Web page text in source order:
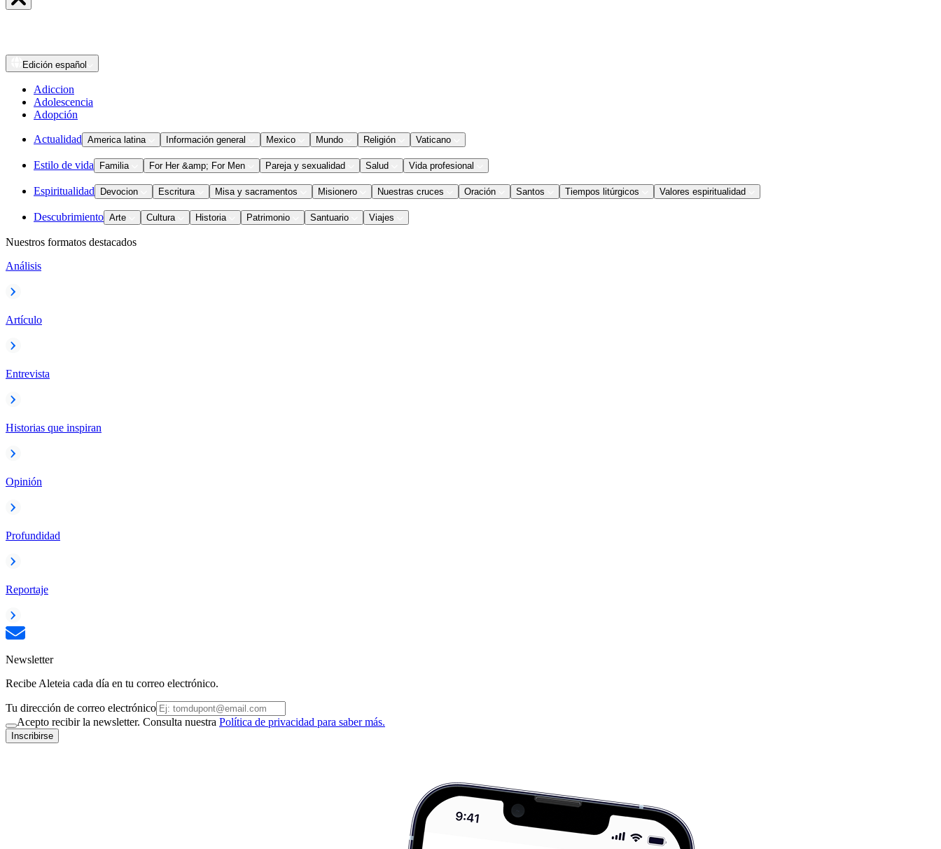
Edición español
Adiccion
Adolescencia
Adopción
Actualidad America latina Información general Mexico Mundo Religión Vaticano
Estilo de vida Familia For Her &amp; For Men Pareja y sexualidad Salud Vida profesional
Espiritualidad Devocion Escritura Misa y sacramentos Misionero Nuestras cruces Oración Santos Tiempos litúrgicos Valores espiritualidad
Descubrimiento Arte Cultura Historia Patrimonio Santuario Viajes
Nuestros formatos destacados
Análisis
Artículo
Entrevista
Historias que inspiran
Opinión
Profundidad
Reportaje
Newsletter
Recibe Aleteia cada día en tu correo electrónico.
Tu dirección de correo electrónico
Acepto recibir la newsletter. Consulta nuestra Política de privacidad para saber más.
Inscribirse